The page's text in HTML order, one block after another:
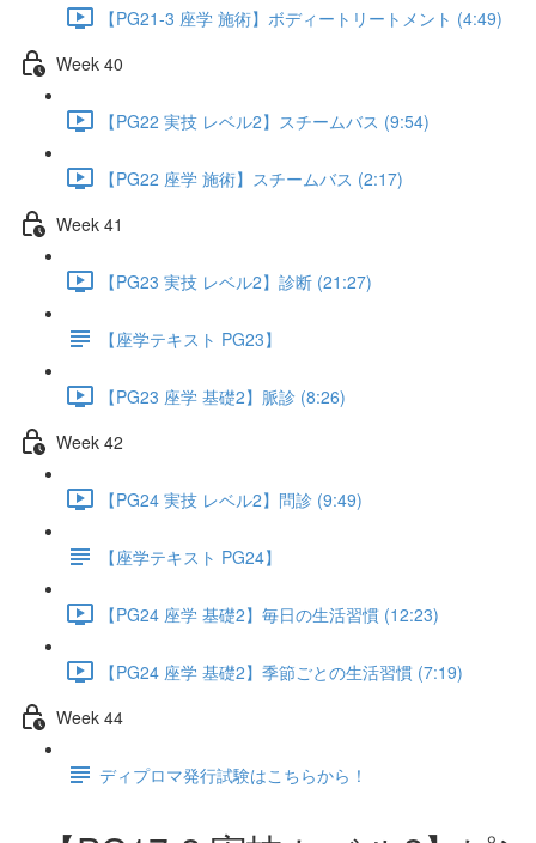
【PG21-3 座学 施術】ボディートリートメント (4:49)
Week 40
【PG22 実技 レベル2】スチームバス (9:54)
【PG22 座学 施術】スチームバス (2:17)
Week 41
【PG23 実技 レベル2】診断 (21:27)
【座学テキスト PG23】
【PG23 座学 基礎2】脈診 (8:26)
Week 42
【PG24 実技 レベル2】問診 (9:49)
【座学テキスト PG24】
【PG24 座学 基礎2】毎日の生活習慣 (12:23)
【PG24 座学 基礎2】季節ごとの生活習慣 (7:19)
Week 44
ディプロマ発行試験はこちらから！